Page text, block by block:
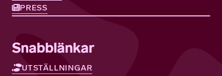
PRESS
Snabblänkar
UTSTÄLLNINGAR